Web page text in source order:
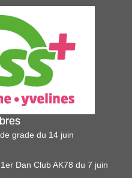
grade du 14 juin
Dan Club AK78 du 7 juin